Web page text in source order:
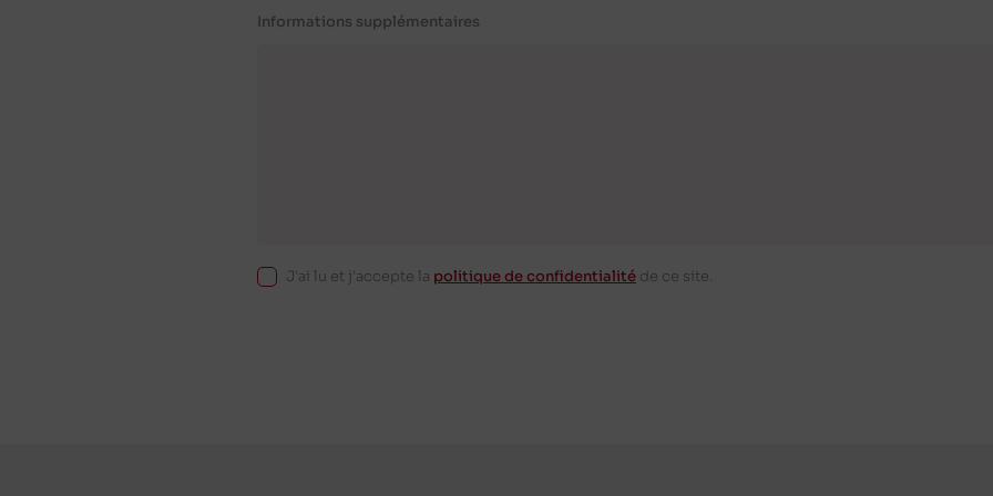
Informations supplémentaires
J'ai lu et j'accepte la politique de confidentialité de ce site.